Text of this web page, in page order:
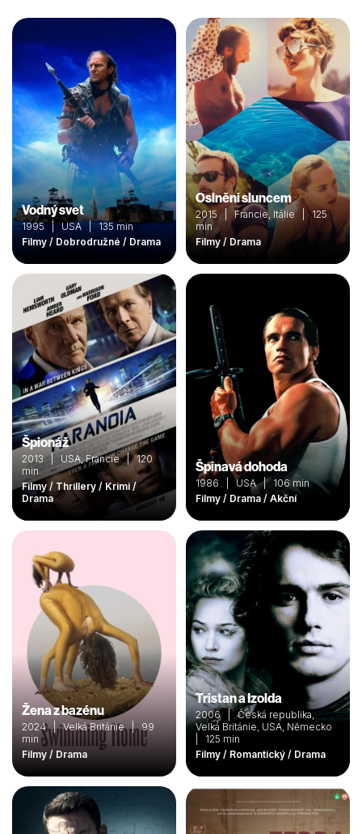
Vodný svet
1995 | USA | 135 min
Filmy / Dobrodružné / Drama
Oslněni sluncem
2015 | Francie, Itálie | 125
min
Filmy / Drama
Špionáž
2013 | USA, Francie | 120
min
Filmy / Thrillery / Krimi /
Drama
Špinavá dohoda
1986 | USA | 106 min
Filmy / Drama / Akční
Žena z bazénu
2024 | Velká Británie | 99
min
Filmy / Drama
Tristan a Izolda
2006 | Česká republika,
Velká Británie, USA, Německo
| 125 min
Filmy / Romantický / Drama